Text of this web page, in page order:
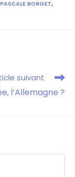
PASCALE BORGET,
suivant
l’Allemagne ?